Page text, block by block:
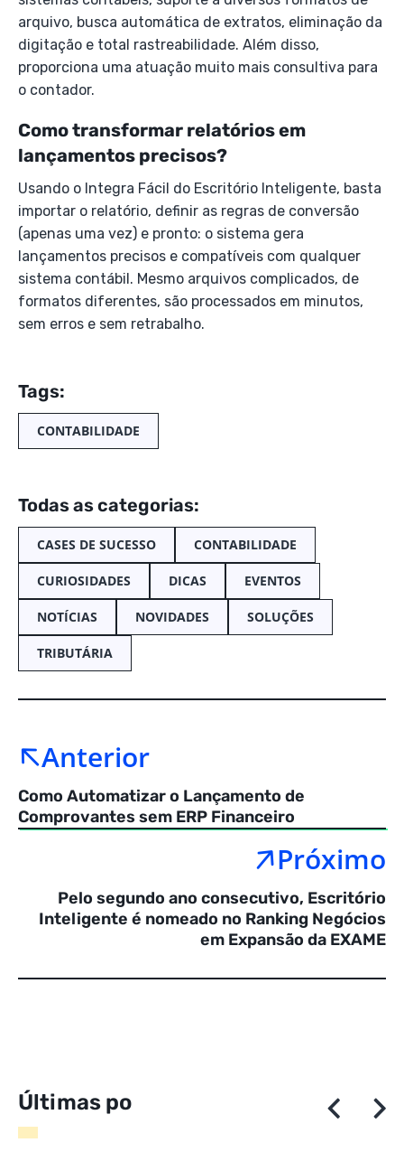
arquivo, busca automática de extratos, eliminação da
digitação e total rastreabilidade. Além disso,
proporciona uma atuação muito mais consultiva para
o contador.
Como transformar relatórios em
lançamentos precisos?
Usando o Integra Fácil do Escritório Inteligente, basta
importar o relatório, definir as regras de conversão
(apenas uma vez) e pronto: o sistema gera
lançamentos precisos e compatíveis com qualquer
sistema contábil. Mesmo arquivos complicados, de
formatos diferentes, são processados em minutos,
sem erros e sem retrabalho.
Tags:
CONTABILIDADE
Todas as categorias:
CASES DE SUCESSO CONTABILIDADE
CURIOSIDADES DICAS EVENTOS
NOTÍCIAS NOVIDADES SOLUÇÕES
TRIBUTÁRIA
Anterior
Como Automatizar o Lançamento de
Comprovantes sem ERP Financeiro
Próximo
Pelo segundo ano consecutivo, Escritório
Inteligente é nomeado no Ranking Negócios
em Expansão da EXAME
Últimas po